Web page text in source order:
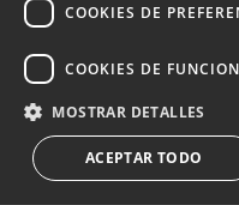
Acepto el
Le informamos que los
este formulario...Expandir
COOKIES DE
COOKIES DE
MOSTRAR DETALLES
ACEPTAR TODO